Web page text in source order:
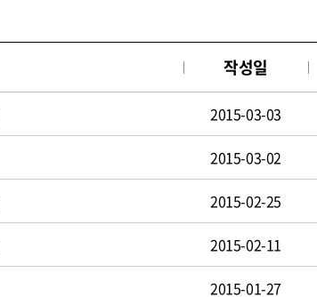
작성일
2015-03-03
2015-03-02
2015-02-25
2015-02-11
2015-01-27